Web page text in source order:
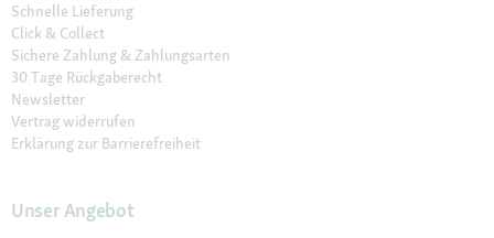
Schnelle Lieferung
Click & Collect
Sichere Zahlung & Zahlungsarten
30 Tage Rückgaberecht
Newsletter
Vertrag widerrufen
Erklärung zur Barrierefreiheit
Unser Angebot